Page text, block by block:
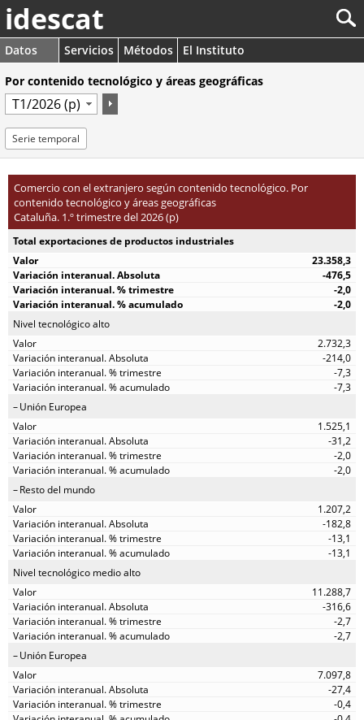
idescat
Datos Servicios Métodos
El Instituto
Por contenido tecnológico y áreas geográficas
Serie temporal
Comercio con el extranjero según contenido tecnológico. Por
contenido tecnológico y áreas geográficas
Cataluña. 1.º trimestre del 2026 (p)
Total exportaciones de productos industriales
23.358,3
-476,5
-2,0
-2,0
Nivel tecnológico alto
2.732,3
-214,0
-7,3
-7,3
Unión Europea
1.525,1
-31,2
-2,0
-2,0
Resto del mundo
1.207,2
-182,8
-13,1
-13,1
Nivel tecnológico medio alto
11.288,7
-316,6
-2,7
-2,7
Unión Europea
7.097,8
-27,4
-0,4